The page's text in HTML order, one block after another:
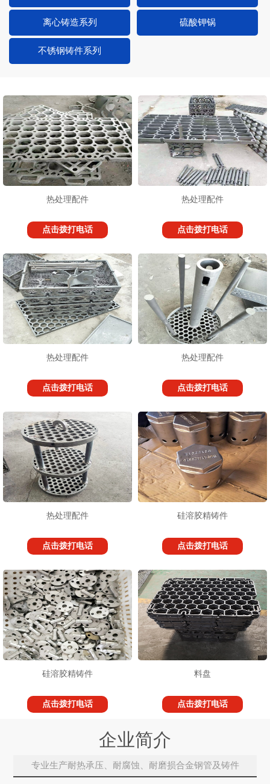
1 2
离心铸造系列 硫酸钾锅
不锈钢铸件系列
热处理配件
点击拨打电话
热处理配件
点击拨打电话
热处理配件
点击拨打电话
热处理配件
点击拨打电话
热处理配件
点击拨打电话
硅溶胶精铸件
点击拨打电话
硅溶胶精铸件
点击拨打电话
料盘
点击拨打电话
企业简介
专业生产耐热承压、耐腐蚀、耐磨损合金钢管及铸件